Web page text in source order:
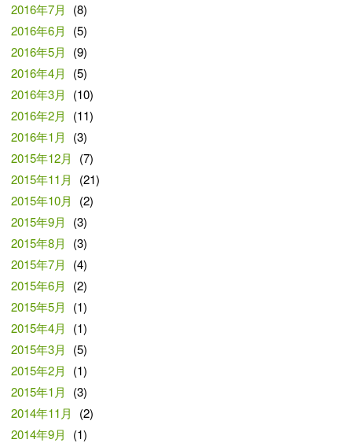
2016年7月
(8)
2016年6月
(5)
2016年5月
(9)
2016年4月
(5)
2016年3月
(10)
2016年2月
(11)
2016年1月
(3)
2015年12月
(7)
2015年11月
(21)
2015年10月
(2)
2015年9月
(3)
2015年8月
(3)
2015年7月
(4)
2015年6月
(2)
2015年5月
(1)
2015年4月
(1)
2015年3月
(5)
2015年2月
(1)
2015年1月
(3)
2014年11月
(2)
2014年9月
(1)